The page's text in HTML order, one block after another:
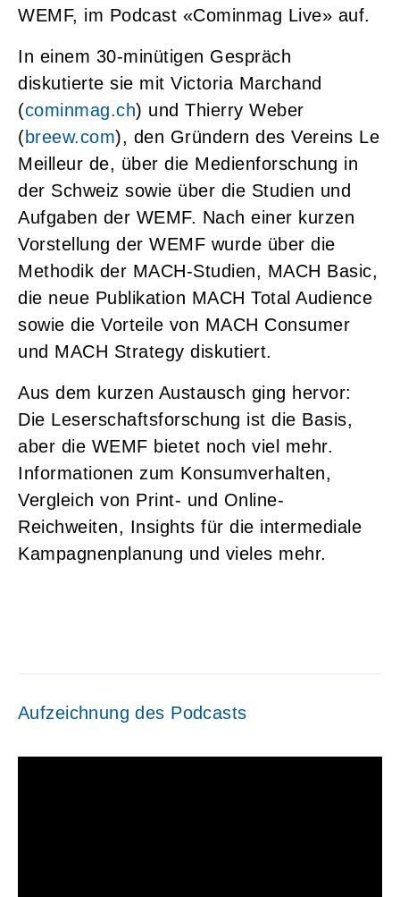
WEMF, im Podcast «Cominmag Live» auf.
In einem 30-minütigen Gespräch
diskutierte sie mit Victoria Marchand
(cominmag.ch) und Thierry Weber
(breew.com), den Gründern des Vereins Le
Meilleur de, über die Medienforschung in
der Schweiz sowie über die Studien und
Aufgaben der WEMF. Nach einer kurzen
Vorstellung der WEMF wurde über die
Methodik der MACH-Studien, MACH Basic,
die neue Publikation MACH Total Audience
sowie die Vorteile von MACH Consumer
und MACH Strategy diskutiert.
Aus dem kurzen Austausch ging hervor:
Die Leserschaftsforschung ist die Basis,
aber die WEMF bietet noch viel mehr.
Informationen zum Konsumverhalten,
Vergleich von Print- und Online-
Reichweiten, Insights für die intermediale
Kampagnenplanung und vieles mehr.
Aufzeichnung des Podcasts